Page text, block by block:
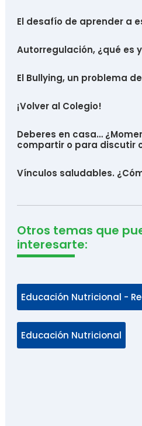
El desafío de aprender a
Autorregulación, ¿qué es
El Bullying, un problema
¡Volver al Colegio!
Deberes en casa…
compartir o para discutir
Vínculos saludables.
Otros temas que
interesarte:
Educación Nutricional -
Educación Nutricional